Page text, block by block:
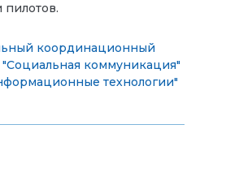
пилотов.
координационный
"Социальная коммуникация"
технологии"